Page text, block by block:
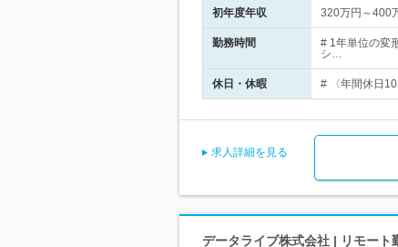
初年度年収 320万円～400
勤務時間
# 1年単位の変
シ…
休日・休暇 # 〈年間休日
求人詳細を見る
データライブ株式会社 | リモート